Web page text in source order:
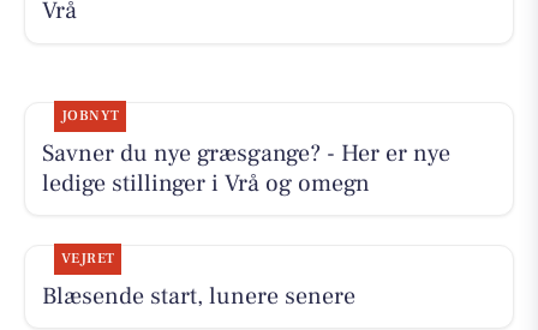
Vrå
JOBNYT
Savner du nye græsgange? - Her er nye
ledige stillinger i Vrå og omegn
VEJRET
Blæsende start, lunere senere